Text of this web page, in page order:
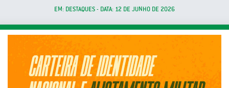
EM: DESTAQUES - DATA: 12 DE JUNHO DE 2026